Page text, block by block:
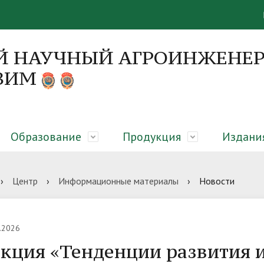
НАУЧНЫЙ
Руководство
Диссертационные советы
Образование
об образовательном
Абитуриенту
Продукция
закрытого грунта,
микроклиматическая
Оборудование для
Монографии
› Центр › Информационные материалы › Новости
«Тенденции